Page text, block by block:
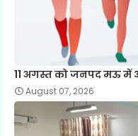
11 अगस्त को जनपद मऊ में
August 07, 2026